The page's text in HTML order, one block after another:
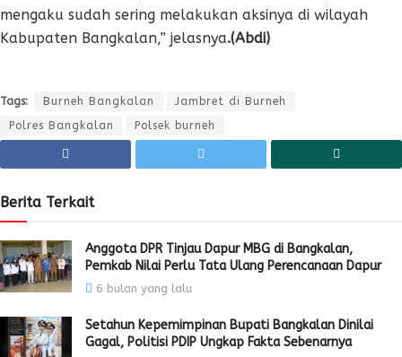
mengaku sudah sering melakukan aksinya di wilayah
Kabupaten Bangkalan,” jelasnya.(Abdi)
Tags: Burneh Bangkalan
Jambret di Burneh
Polres Bangkalan
Polsek burneh
Berita Terkait
Anggota DPR Tinjau Dapur MBG di Bangkalan,
Pemkab Nilai Perlu Tata Ulang Perencanaan Dapur
6 bulan yang lalu
Setahun Kepemimpinan Bupati Bangkalan Dinilai
Gagal, Politisi PDIP Ungkap Fakta Sebenarnya